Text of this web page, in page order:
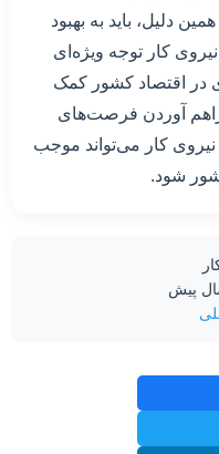
دلیل، باید به بهبود
کار توجه ویژه‌ای
در اقتصاد کشور کمک
فراهم آوردن فرصت‌های
نیروی کار می‌تواند موجب
شود.